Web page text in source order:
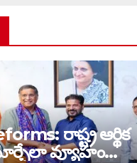
రాష్ట్ర ఆర్థిక
వ్యూహం…